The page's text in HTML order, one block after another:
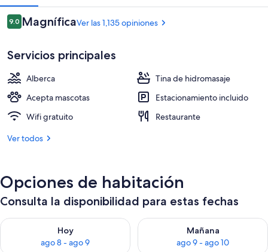
Tina de hidromasaje interior
Opiniones
9.09.0 de 10,
MagníficaVer las 1,135 opiniones
Servicios principales
Alberca
Tina de hidromasaje
Acepta mascotas
Estacionamiento incluido
Wifi gratuito
Restaurante
Ver todos
Opciones de habitación
Consulta la disponibilidad para estas fechas
Hoy
ago 8 - ago 9
Consulta la disponibilidad para hoy ago 8 - ago 9
Mañana
ago 9 - ago 10
Consulta la disponibilidad